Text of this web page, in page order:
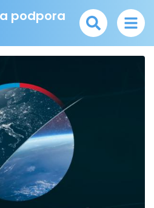
podpora